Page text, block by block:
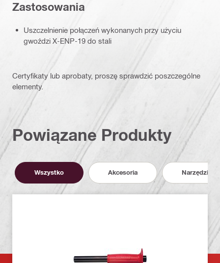
Zastosowania
Uszczelnienie połączeń wykonanych przy użyciu
gwoździ X-ENP-19 do stali
Certyfikaty lub aprobaty, proszę sprawdzić poszczególne
elementy.
Powiązane Produkty
Wszystko Akcesoria Narzędzia